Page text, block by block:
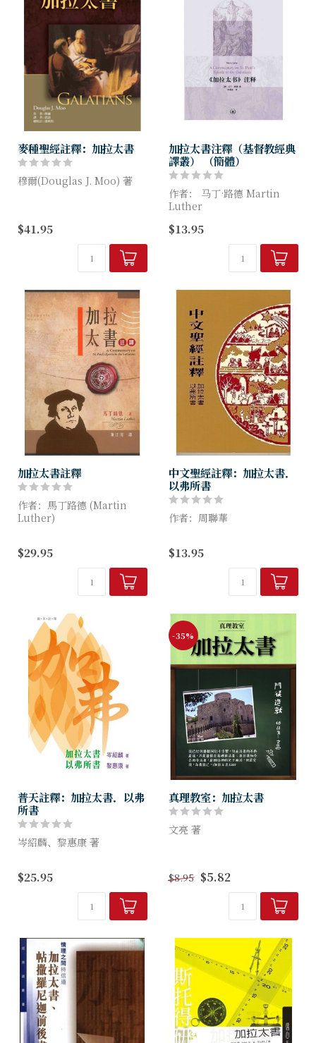
麥種聖經註釋：加拉太書
穆爾(Douglas J. Moo) 著
（Stephen Westerholm）
「目前最有助益、最紮...
$41.95
加拉太書注釋（基督教經典
譯叢） （簡體）
作者： 马丁·路德 Martin
Luther
本书是马丁·路德较具教义性
的著作，也是作者在其所有著
作中较为喜爱的一本书。本书
不仅将基督信仰的核心，也即
$13.95
加拉太書註釋
作者：馬丁路德 (Martin
Luther)
解釋教義的重要著作，是他自
己最重視和喜愛的，也是基督
教歷史上影響極為深遠的作品
$29.95
中文聖經註釋：加拉太書．
以弗所書
作者：周聯華
釋，共計四十二卷。各卷釋義
性質注重經文的歷史背景，章
節上下文之連貫，重要字詞之
闡釋，詞句之文法結構，和經
$13.95
普天註釋：加拉太書．以弗
所書
岑紹麟、黎惠康 著
註」）向來廣受愛主的華人信
徒歡迎，但因學術水平較高，
令一般讀者覺得艱深。「普天
註釋」面世，是要將「天註」
$25.95
-35%
真理教室：加拉太書
文亮 著
釋、應用，以幫助基督徒系統
認識聖經的個人查經材料，也
適合小組聚會的查經、分享和
$8.95 $5.82